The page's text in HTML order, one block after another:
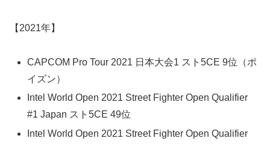
【2021年】
CAPCOM Pro Tour 2021 日本大会1 スト5CE 9位（ポ
イズン）
Intel World Open 2021 Street Fighter Open Qualifier
#1 Japan スト5CE 49位
Intel World Open 2021 Street Fighter Open Qualifier